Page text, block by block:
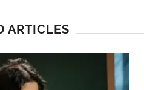
ARTICLES